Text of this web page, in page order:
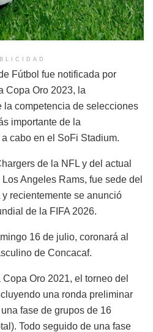
Fútbol fue notificada por
Copa Oro 2023, la
la competencia de selecciones
importante de la
cabo en el SoFi Stadium.
de la NFL y del actual
Angeles Rams, fue sede del
recientemente se anunció
de la FIFA 2026.
16 de julio, coronará al
de Concacaf.
Oro 2021, el torneo del
una ronda preliminar
fase de grupos de 16
Todo seguido de una fase